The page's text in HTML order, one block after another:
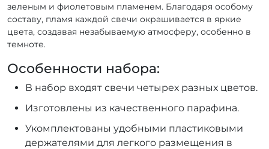
зеленым и фиолетовым пламенем. Благодаря особому
составу, пламя каждой свечи окрашивается в яркие
цвета, создавая незабываемую атмосферу, особенно в
темноте.
Особенности набора:
В набор входят свечи четырех разных цветов.
Изготовлены из качественного парафина.
Укомплектованы удобными пластиковыми
держателями для легкого размещения в